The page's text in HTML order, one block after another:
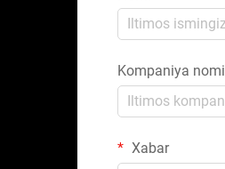
Kompaniya nomi
Xabar